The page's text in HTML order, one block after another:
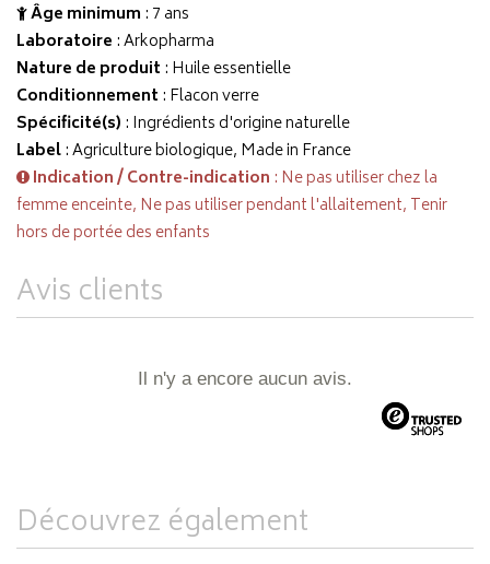
Âge minimum : 7 ans
Laboratoire :Arkopharma
Nature de produit : Huile essentielle
Conditionnement : Flacon verre
Spécificité(s) : Ingrédients d'origine naturelle
Label: Agriculture biologique, Made in France
Indication / Contre-indication : Ne pas utiliser chez la
femme enceinte, Ne pas utiliser pendant l'allaitement, Tenir
hors de portée des enfants
Avis clients
Il n'y a encore aucun avis.
Découvrez également